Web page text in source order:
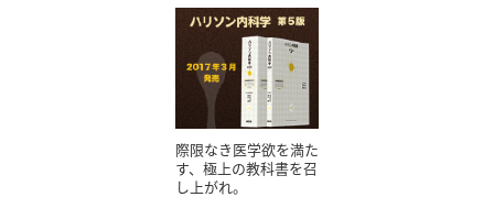
際限なき医学欲を満た
す、極上の教科書を召
し上がれ。